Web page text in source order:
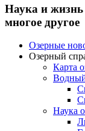
Наука и жизнь
многое другое
Озерные
Озерный
Карта
Водный
Наука